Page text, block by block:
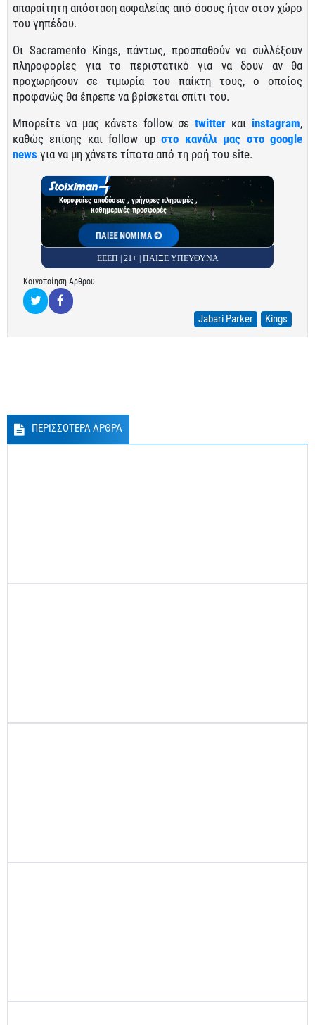
απαραίτητη απόσταση ασφαλείας από όσους ήταν στον χώρο
του γηπέδου.
Οι Sacramento Kings, πάντως, προσπαθούν να συλλέξουν
πληροφορίες για το περιστατικό για να δουν αν θα
προχωρήσουν σε τιμωρία του παίκτη τους, ο οποίος
προφανώς θα έπρεπε να βρίσκεται σπίτι του.
Μπορείτε να μας κάνετε follow σεtwitter και instagram,
καθώς επίσης και follow upστο κανάλι μας στο google
news για να μη χάνετε τίποτα από τη ροή του site.
Κορυφαίες αποδόσεις , γρήγορες πληρωμές ,
καθημερινές προσφορές
ΠΑΙΞΕ ΝΟΜΙΜΑ
ΕΕΕΠ | 21+ | ΠΑΙΞΕ ΥΠΕΥΘΥΝΑ
Κοινοποίηση Άρθρου
Jabari Parker Kings
ΠΕΡΙΣΣΟΤΕΡΑ ΑΡΘΡΑ